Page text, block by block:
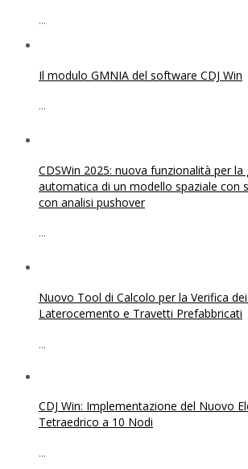
...
Il modulo GMNIA del software CDJ Win
...
CDSWin 2025: nuova funzionalità per la
automatica di un modello spaziale con
con analisi pushover
...
Nuovo Tool di Calcolo per la Verifica
Laterocemento e Travetti Prefabbricati
...
CDJ Win: Implementazione del Nuovo
Tetraedrico a 10 Nodi
...